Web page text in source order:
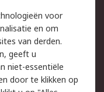
veiligheid
voor
en om
van derden.
geeft u
niet-essentiële
door te klikken op